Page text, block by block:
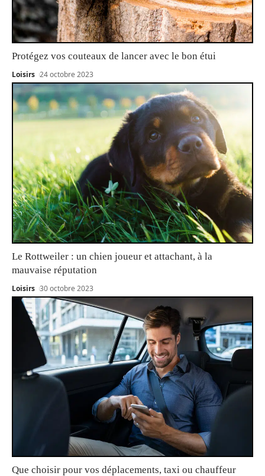
Protégez vos couteaux de lancer avec le bon étui
Loisirs 24 octobre 2023
Le Rottweiler : un chien joueur et attachant, à la
mauvaise réputation
Loisirs 30 octobre 2023
Que choisir pour vos déplacements, taxi ou chauffeur